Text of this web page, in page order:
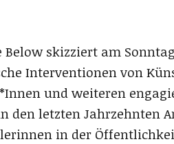
skizziert am
Interventionen von
und weiteren
den letzten Jahrzehnten
in der